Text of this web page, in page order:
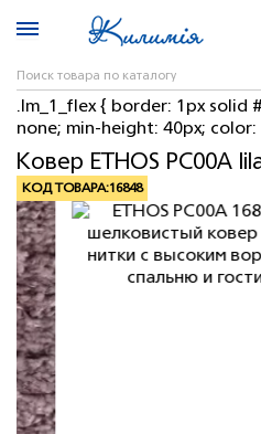
.lm_1_flex { border: 1px solid
none; min-height: 40px;
Ковер ETHOS PC00A
КОД ТОВАРА:16848